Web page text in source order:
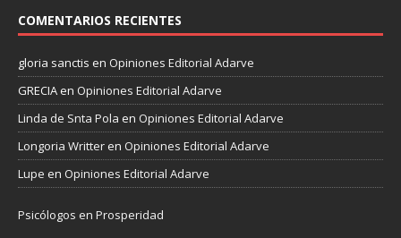
COMENTARIOS RECIENTES
gloria sanctis en Opiniones Editorial Adarve
GRECIAen Opiniones Editorial Adarve
Linda de Snta Pola en Opiniones Editorial Adarve
Longoria Writteren Opiniones Editorial Adarve
Lupe en Opiniones Editorial Adarve
Psicólogos en Prosperidad